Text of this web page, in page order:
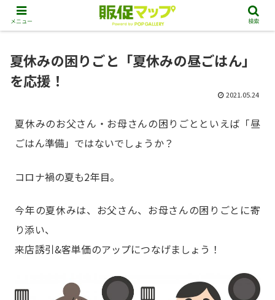
夏休みの困りごと「夏休みの昼ごはん」
を応援！
2021.05.24
夏休みのお父さん・お母さんの困りごとといえば「昼
ごはん準備」ではないでしょうか？
コロナ禍の夏も2年目。
今年の夏休みは、お父さん、お母さんの困りごとに寄
り添い、
来店誘引&客単価のアップにつなげましょう！
メニュー 検索